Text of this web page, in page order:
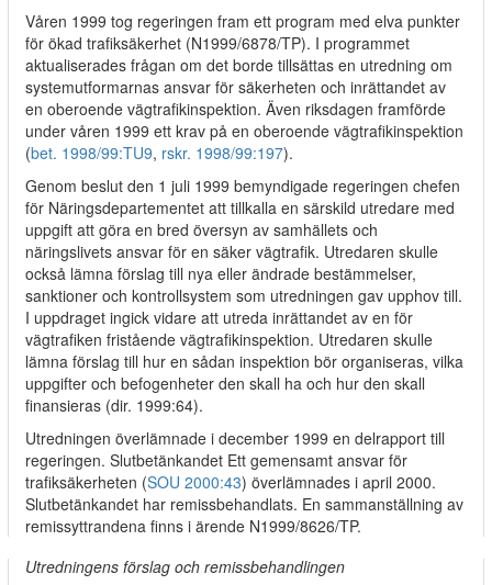
Våren 1999 tog regeringen fram ett program med elva punkter
för ökad trafiksäkerhet (N1999/6878/TP). I programmet
aktualiserades frågan om det borde tillsättas en utredning om
systemutformarnas ansvar för säkerheten och inrättandet av
en oberoende vägtrafikinspektion. Även riksdagen framförde
under våren 1999 ett krav på en oberoende vägtrafikinspektion
(bet. 1998/99:TU9, rskr. 1998/99:197).
Genom beslut den 1 juli 1999 bemyndigade regeringen chefen
för Näringsdepartementet att tillkalla en särskild utredare med
uppgift att göra en bred översyn av samhällets och
näringslivets ansvar för en säker vägtrafik. Utredaren skulle
också lämna förslag till nya eller ändrade bestämmelser,
sanktioner och kontrollsystem som utredningen gav upphov till.
I uppdraget ingick vidare att utreda inrättandet av en för
vägtrafiken fristående vägtrafikinspektion. Utredaren skulle
lämna förslag till hur en sådan inspektion bör organiseras, vilka
uppgifter och befogenheter den skall ha och hur den skall
finansieras (dir. 1999:64).
Utredningen överlämnade i december 1999 en delrapport till
regeringen. Slutbetänkandet Ett gemensamt ansvar för
trafiksäkerheten (SOU 2000:43) överlämnades i april 2000.
Slutbetänkandet har remissbehandlats. En sammanställning av
remissyttrandena finns i ärende N1999/8626/TP.
Utredningens förslag och remissbehandlingen